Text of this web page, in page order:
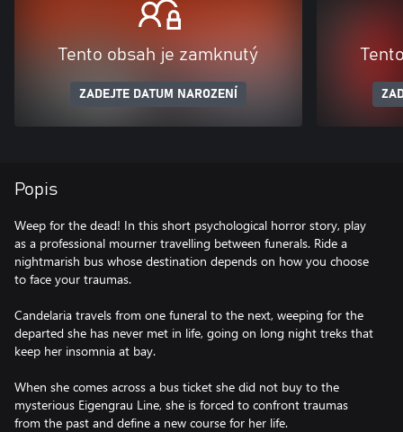
Tento obsah je zamknutý
ZADEJTE DATUM NAROZENÍ
Popis
Weep for the dead! In this short psychological horror story, play
as a professional mourner travelling between funerals. Ride a
nightmarish bus whose destination depends on how you choose
to face your traumas.
Candelaria travels from one funeral to the next, weeping for the
departed she has never met in life, going on long night treks that
keep her insomnia at bay.
When she comes across a bus ticket she did not buy to the
mysterious Eigengrau Line, she is forced to confront traumas
from the past and define a new course for her life.